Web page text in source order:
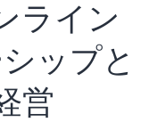
ライン
ップと
営